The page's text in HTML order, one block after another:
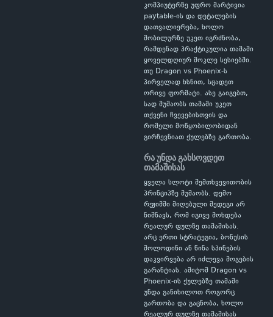
კომპიუტერზე უფრო მარტივია
paytable-ის და დეტალების
დათვალიერება, ხოლო
მობილურზე უკეთ იგრძნობა,
რამდენად პრაქტიკულია თამაში
ყოველდღიურ მოკლე სესიებში.
თუ Dragon vs Phoenix-ს
პირველად ხსნით, სცადეთ
ორივე ფორმატი. ასე გაიგებთ,
სად მუშაობს თამაში უკეთ
თქვენი ჩვევებისთვის და
რომელი მოწყობილობიდან
გირჩევნიათ ქულებზე გართობა.
რა უნდა გახსოვდეთ
თამაშისას
ყველა სლოტი შემთხვევითობის
პრინციპზე მუშაობს. დემო
რეჟიმში მიღებული შედეგი არ
ნიშნავს, რომ იგივე მოხდება
რეალურ ფულზე თამაშისას.
არც ერთი სტრატეგია, ბონუსის
მოლოდინი ან წინა სპინების
დაკვირვება არ იძლევა მოგების
გარანტიას. ამიტომ Dragon vs
Phoenix-ის ქულებზე თამაში
უნდა განიხილოთ როგორც
გართობა და გაცნობა, ხოლო
რეალურ ფულზე თამაშისას